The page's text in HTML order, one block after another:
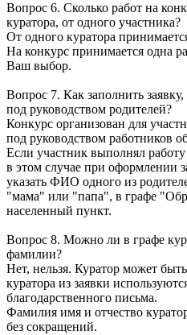
Вопрос 6. Сколько работ на
куратора, от одного участника?
От одного куратора
На конкурс принимается одна
Ваш выбор.
Вопрос 7. Как заполнить
под руководством родителей?
Конкурс организован для
под руководством работников
Если участник выполнял
в этом случае при оформлении
указать ФИО одного из
"мама" или "папа", в графе
населенный пункт.
Вопрос 8. Можно ли в графе
фамилии?
Нет, нельзя. Куратор может
куратора из заявки
благодарственного письма.
Фамилия имя и отчество
без сокращений.